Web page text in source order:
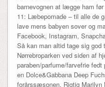
barnevognen at lægge ham
11: Læbepomade – til alle de
lave mens babyen sover og
Facebook, Instagram,
Så kan man altid tage sig
Nørrebroparken ved siden af
paraben/parfume/farvefrie
en Dolce&Gabbana Deep
forårssæsonen. Rigtig Marilyn